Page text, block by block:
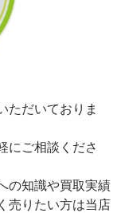
ただいておりま
にご相談くださ
の知識や買取実績
売りたい方は当店